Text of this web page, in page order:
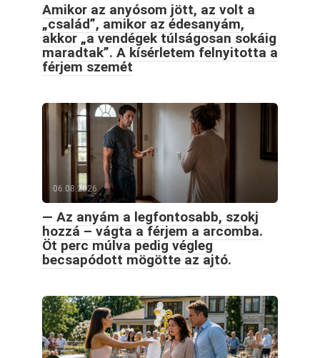
Amikor az anyósom jött, az volt a
„család”, amikor az édesanyám,
akkor „a vendégek túlságosan sokáig
maradtak”. A kísérletem felnyitotta a
férjem szemét
06.08.2026
— Az anyám a legfontosabb, szokj
hozzá – vágta a férjem a arcomba.
Öt perc múlva pedig végleg
becsapódott mögötte az ajtó.